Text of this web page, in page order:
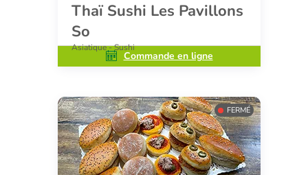
Thaï Sushi Les Pavillons
So
Asiatique - Sushi
Commande en ligne
FERMÉ